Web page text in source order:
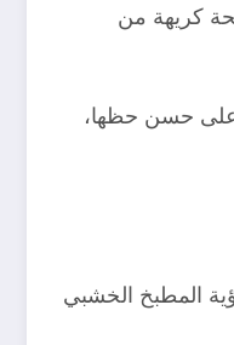
كريهة من
على حسن حظها،
المطبخ الخشبي